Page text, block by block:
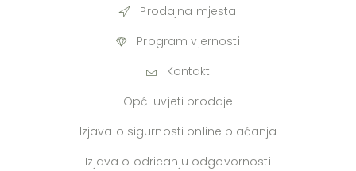
Prodajna mjesta
Program vjernosti
Kontakt
Opći uvjeti prodaje
Izjava o sigurnosti online plaćanja
Izjava o odricanju odgovornosti